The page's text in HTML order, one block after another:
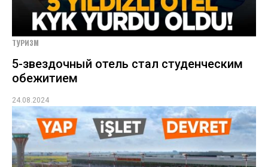
ТУРИЗМ
5-звездочный отель стал студенческим
обежитием
24.08.2024